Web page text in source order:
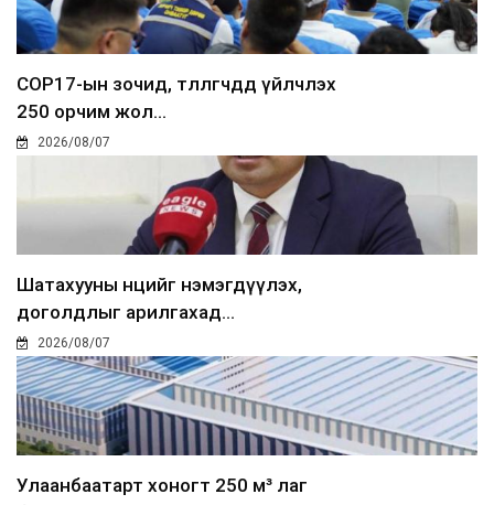
COP17-ын зочид, төлөөлөгчдөд үйлчлэх
250 орчим жол...
2026/08/07
Шатахууны нөөцийг нэмэгдүүлэх,
доголдлыг арилгахад...
2026/08/07
Улаанбаатарт хоногт 250 м³ лаг